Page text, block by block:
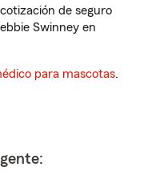
de seguro
Swinney en
para mascotas.